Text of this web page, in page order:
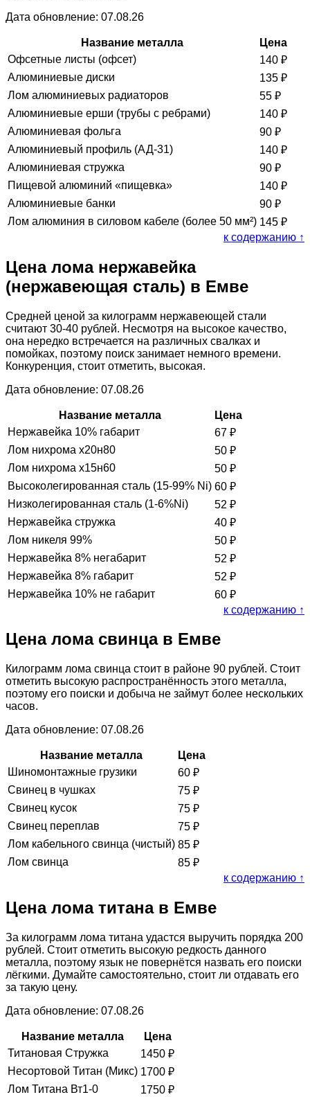
Дата обновление: 07.08.26
Название металла
Цена
Офсетные листы (офсет)
140 ₽
Алюминиевые диски
135 ₽
Лом алюминиевых радиаторов
55 ₽
Алюминиевые ерши (трубы с ребрами)
140 ₽
Алюминиевая фольга
90 ₽
Алюминиевый профиль (АД-31)
140 ₽
Алюминиевая стружка
90 ₽
Пищевой алюминий «пищевка»
140 ₽
Алюминиевые банки
90 ₽
Лом алюминия в силовом кабеле (более 50 мм²) 145 ₽
к содержанию ↑
Цена лома нержавейка
(нержавеющая сталь) в Емве
Средней ценой за килограмм нержавеющей стали
считают 30-40 рублей. Несмотря на высокое качество,
она нередко встречается на различных свалках и
помойках, поэтому поиск занимает немного времени.
Конкуренция, стоит отметить, высокая.
Дата обновление: 07.08.26
Название металла
Цена
Нержавейка 10% габарит
67 ₽
Лом нихрома х20н80
50 ₽
Лом нихрома х15н60
50 ₽
Высоколегированная сталь (15-99% Ni) 60 ₽
Низколегированная сталь (1-6%Ni)
52 ₽
Нержавейка стружка
40 ₽
Лом никеля 99%
50 ₽
Нержавейка 8% негабарит
52 ₽
Нержавейка 8% габарит
52 ₽
Нержавейка 10% не габарит
60 ₽
к содержанию ↑
Цена лома свинца в Емве
Килограмм лома свинца стоит в районе 90 рублей. Стоит
отметить высокую распространённость этого металла,
поэтому его поиски и добыча не займут более нескольких
часов.
Дата обновление: 07.08.26
Название металла
Цена
Шиномонтажные грузики
60 ₽
Свинец в чушках
75 ₽
Свинец кусок
75 ₽
Свинец переплав
75 ₽
Лом кабельного свинца (чистый) 85 ₽
Лом свинца
85 ₽
к содержанию ↑
Цена лома титана в Емве
За килограмм лома титана удастся выручить порядка 200
рублей. Стоит отметить высокую редкость данного
металла, поэтому язык не повернётся назвать его поиски
лёгкими. Думайте самостоятельно, стоит ли отдавать его
за такую цену.
Дата обновление: 07.08.26
Название металла
Цена
Титановая Стружка
1450 ₽
Несортовой Титан (Микс) 1700 ₽
Лом Титана Вт1-0
1750 ₽